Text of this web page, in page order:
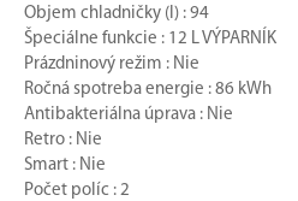
Objem chladničky (l) : 94
Špeciálne funkcie : 12 L VÝPARNÍK
Prázdninový režim : Nie
Ročná spotreba energie : 86 kWh
Antibakteriálna úprava : Nie
Retro : Nie
Smart : Nie
Počet políc : 2